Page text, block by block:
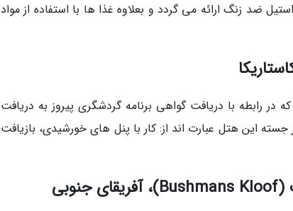
ضد زنگ ارائه می گردد و بعلاوه غذا ها با استفاده از مواد
در رابطه با دریافت گواهی برنامه گردشگری پیروز به دریافت
های بر جسته این هتل عبارت اند از: کار با پنل های خورشیدی، بازیافت